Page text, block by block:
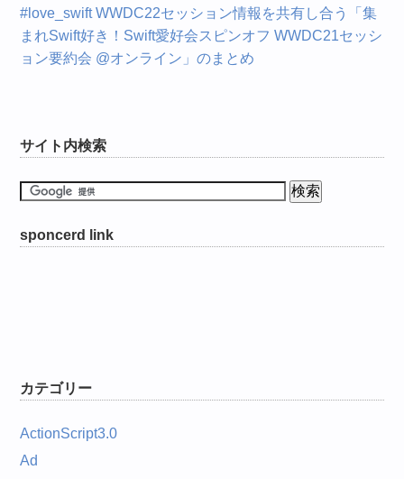
#love_swift WWDC22セッション情報を共有し合う「集
まれSwift好き！Swift愛好会スピンオフ WWDC21セッシ
ョン要約会 @オンライン」のまとめ
サイト内検索
sponcerd link
カテゴリー
ActionScript3.0
Ad